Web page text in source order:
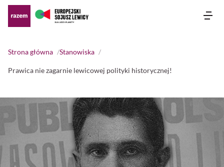
Strona główna Stanowiska
Prawica nie zagarnie lewicowej polityki historycznej!